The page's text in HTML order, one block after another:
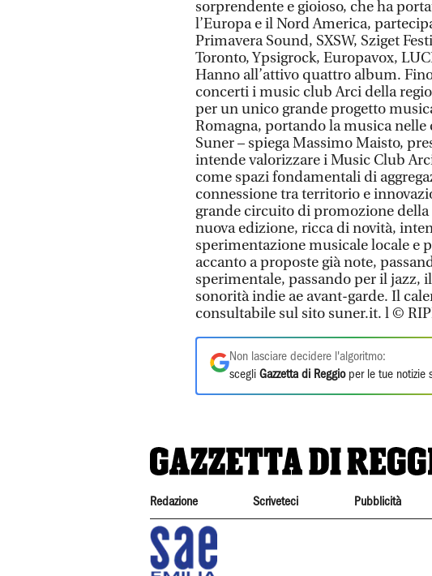
sorprendente e gioioso, che ha
l’Europa e il Nord America,
Primavera Sound, SXSW, Sziget
Toronto, Ypsigrock, Europavox,
Hanno all’attivo quattro album.
concerti i music club Arci della
per un unico grande progetto
Romagna, portando la musica nelle
Suner – spiega Massimo Maisto,
intende valorizzare i Music Club
come spazi fondamentali di
connessione tra territorio e
grande circuito di promozione
nuova edizione, ricca di novità,
sperimentazione musicale locale e
accanto a proposte già note,
sperimentale, passando per il jazz,
sonorità indie ae avant-garde. Il
consultabile sul sito suner.it. l ©
Non lasciare decidere l'algoritmo:
scegli Gazzetta di Reggioper le tue notizie
Redazione Scriveteci Pubblicità